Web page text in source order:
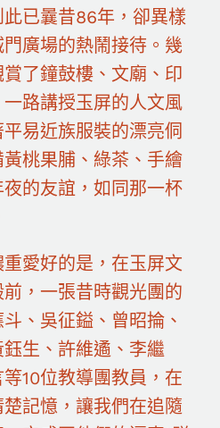
已曩昔86年，卻異樣
廣場的熱鬧接待。幾
了鐘鼓樓、文廟、印
路講授玉屏的人文風
易近族服裝的漂亮侗
桃果脯、綠茶、手繪
的友誼，如同那一杯
愛好的是，在玉屏文
，一張昔時觀光團的
、吳征鎰、曾昭掄、
生、許維遹、李繼
10位教導團教員，在
記憶，讓我們在追隨